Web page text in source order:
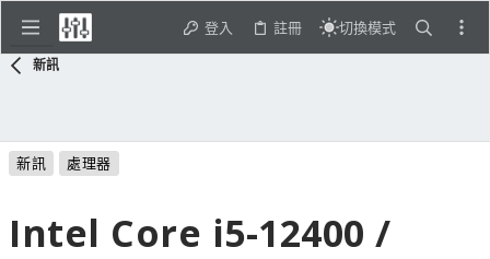
登入 註冊 切換模式
新訊
新訊 處理器
Intel Core i5-12400 /